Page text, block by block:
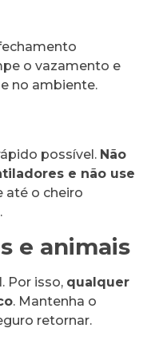
o vazamento e
no ambiente.
possível. Não
e não use
até o cheiro
e animais
Por isso, qualquer
. Mantenha o
retornar.